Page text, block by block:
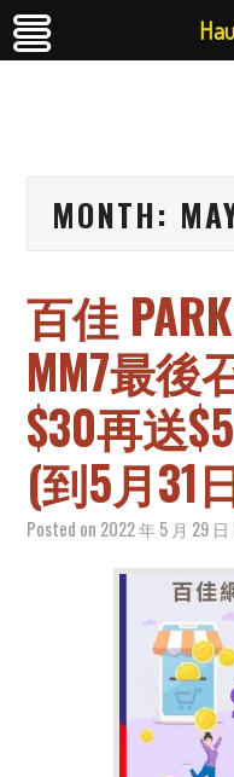
MONTH:
百佳
MM7最後
$30再送
(到5月31
Posted on 2022 年 5 月 29 日